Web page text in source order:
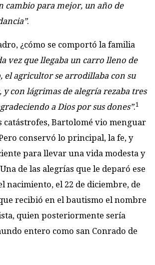
cambio para mejor, un año de
.
¿cómo se comportó la familia
vez que llegaba un carro lleno de
el agricultor se arrodillaba con su
y con lágrimas de alegría rezaba tres
a Dios por sus dones”.1
catástrofes, Bartolomé vio menguar
conservó lo principal, la fe, y
para llevar una vida modesta y
de las alegrías que le deparó ese
nacimiento, el 22 de diciembre, de
recibió en el bautismo el nombre
quien posteriormente sería
entero como san Conrado de